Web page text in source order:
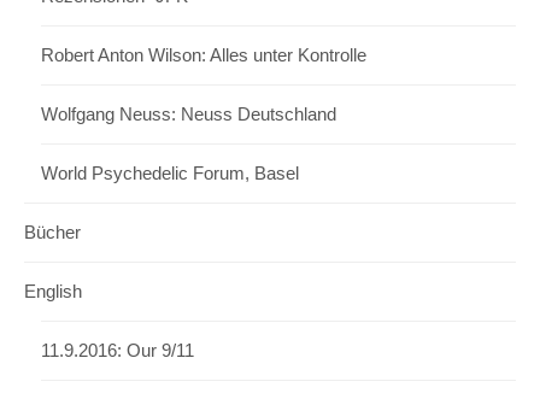
Robert Anton Wilson: Alles unter Kontrolle
Wolfgang Neuss: Neuss Deutschland
World Psychedelic Forum, Basel
Bücher
English
11.9.2016: Our 9/11